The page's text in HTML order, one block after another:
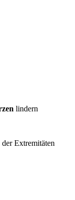
lindern
der Extremitäten